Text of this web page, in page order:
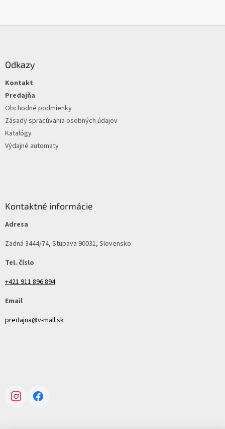
Odkazy
Kontakt
Predajňa
Obchodné podmienky
Zásady spracúvania osobných údajov
Katalógy
Výdajné automaty
Kontaktné informácie
Adresa
Zadná 3444/74, Stupava 90031, Slovensko
Tel. číslo
+421 911 896 894
Email
predajna@v-mall.sk
InstagramFacebook